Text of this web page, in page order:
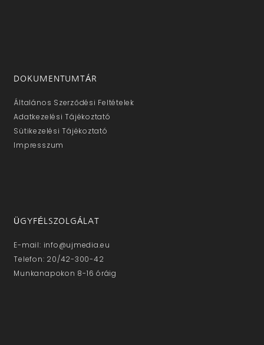
DOKUMENTUMTÁR
Általános Szerződési Feltételek
Adatkezelési Tájékoztató
Sütikezelési Tájékoztató
Impresszum
ÜGYFÉLSZOLGÁLAT
E-mail: info@ujmedia.eu
Telefon: 20/42-300-42
Munkanapokon 8-16 óráig